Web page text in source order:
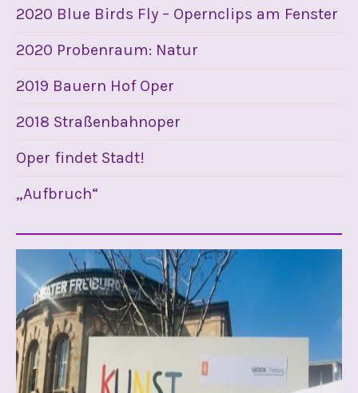
2020 Blue Birds Fly – Opernclips am Fenster
2020 Probenraum: Natur
2019 Bauern Hof Oper
2018 Straßenbahnoper
Oper findet Stadt!
„Aufbruch“